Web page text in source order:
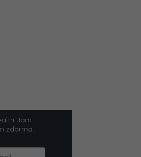
Jam
zdarma.